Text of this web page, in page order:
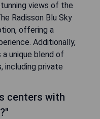
views of the
Radisson Blu Sky
offering a
Additionally,
unique blend of
including private
centers with